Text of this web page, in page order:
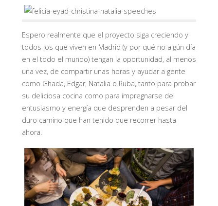
Espero realmente que el proyecto siga creciendo y
todos los que viven en Madrid (y por qué no algún día
en el todo el mundo) tengan la oportunidad, al menos
una vez, de compartir unas horas y ayudar a gente
como Ghada, Edgar, Natalia o Ruba, tanto para probar
su deliciosa cocina como para impregnarse del
entusiasmo y energía que desprenden a pesar del
duro camino que han tenido que recorrer hasta
ahora.